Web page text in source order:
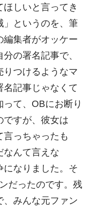
しいと言ってき
」というのを、筆
編集者がオッケー
の署名記事で、
りつけるようなマ
名記事じゃなくて
て、OBにお断り
ですが、彼女は
言っちゃったも
なんて言えな
になりました。そ
だったのです。残
、みんな元ファン